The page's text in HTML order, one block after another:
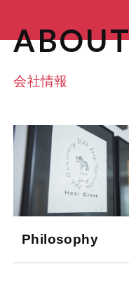
会社情報
Philosophy